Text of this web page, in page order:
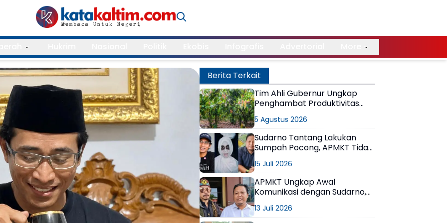
Berita Terkait
Tim Ahli Gubernur Ungkap
Penghambat Produktivitas
5 Agustus 2026
Sudarno Tantang Lakukan
Sumpah Pocong, APMKT Tidak
15 Juli 2026
APMKT Ungkap Awal
Komunikasi dengan Sudarno,
13 Juli 2026